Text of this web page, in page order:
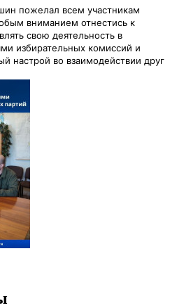
пожелал всем участникам
вниманием отнестись к
свою деятельность в
избирательных комиссий и
настрой во взаимодействии друг